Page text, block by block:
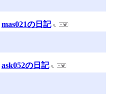
mas021の日記
ask052の日記